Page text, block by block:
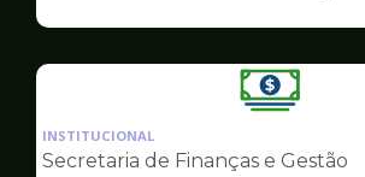
Finanças
Ilustração
pagina
INSTITUCIONAL
Secretaria de Finanças e Gestão